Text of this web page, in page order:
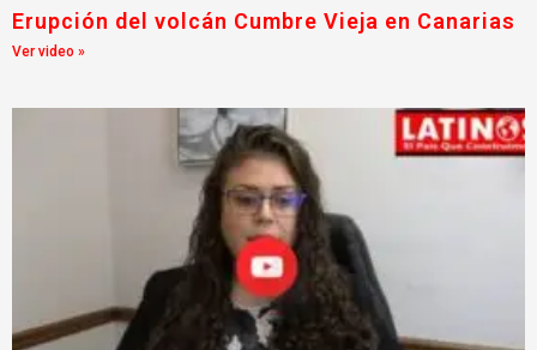
Erupción del volcán Cumbre Vieja en Canarias
Ver video »